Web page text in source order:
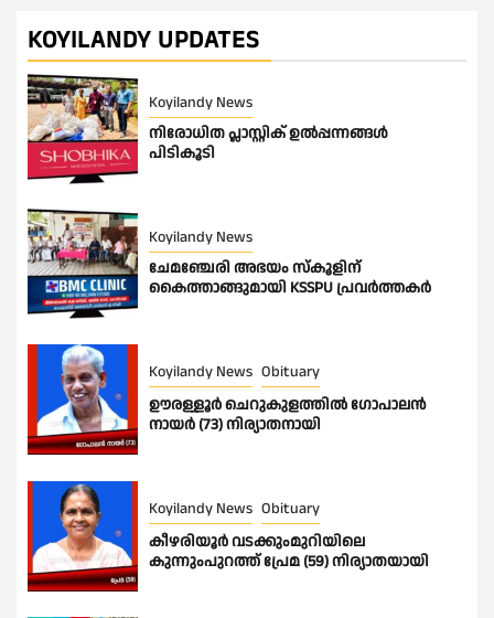
KOYILANDY UPDATES
Koyilandy News
നിരോധിത പ്ലാസ്റ്റിക് ഉൽപ്പന്നങ്ങൾ
പിടികൂടി
Koyilandy News
ചേമഞ്ചേരി അഭയം സ്കൂളിന്
കൈത്താങ്ങുമായി KSSPU പ്രവർത്തകർ
Koyilandy News Obituary
ഊരള്ളൂര്‍ ചെറുകുളത്തിൽ ഗോപാലൻ
നായർ (73) നിര്യാതനായി
Koyilandy News Obituary
കീഴരിയൂർ വടക്കുംമുറിയിലെ
കുന്നുംപുറത്ത് പ്രേമ (59) നിര്യാതയായി